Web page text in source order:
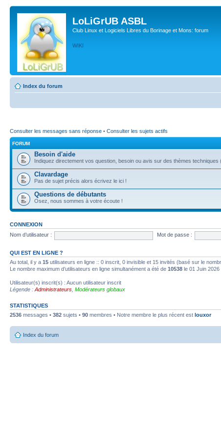
LoLiGrUB ASBL
Club Linux et Logiciels Libres du Borinage et Mons: forum
WIKI
Index du forum
Consulter les messages sans réponse • Consulter les sujets actifs
FORUM
Besoin d'aide
Indiquez directement vos question, besoin ou avis sur des thèmes techniques
Clavardage
Pas de sujet précis alors écrivez le ici !
Questions de débutants
Osez, nous sommes à votre écoute !
CONNEXION
Nom d’utilisateur :
Mot de passe :
QUI EST EN LIGNE ?
Au total, il y a 15 utilisateurs en ligne :: 0 inscrit, 0 invisible et 15 invités (basé sur le
Le nombre maximum d’utilisateurs en ligne simultanément a été de 10538 le 01 Juin 2026
Utilisateur(s) inscrit(s) : Aucun utilisateur inscrit
Légende : Administrateurs Modérateurs globaux
STATISTIQUES
2536 messages • 382 sujets • 90 membres • Notre membre le plus récent est louxor
Index du forum